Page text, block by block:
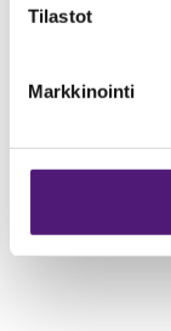
Tilastot
Markkinointi
Televisio
Vuodepaikat